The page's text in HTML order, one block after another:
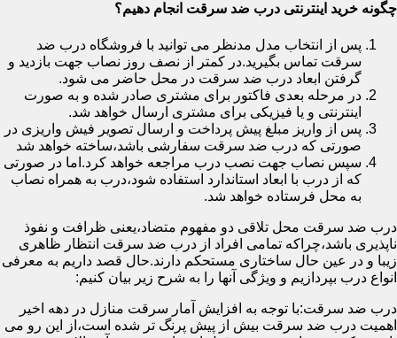
چگونه خرید اینترنتی درب ضد سرقت انجام دهیم؟
پس از انتخاب مدل مدنظر می توانید با فروشگاه درب ضد
سرقت تماس بگیرید.در کمتر از نصف روز نصاب جهت بازدید و
گرفتن ابعاد درب ضد سرقت در محل حاضر می شود.
در مرحله بعدی فاکتور برای مشتری صادر شده و به صورت
اینترنتی و یا فیزیکی برای مشتری ارسال خواهد شد.
پس از واریز مبلغ پیش پرداخت و ارسال تصویر فیش واریزی در
صورتی که درب ضد سرقت سفارشی باشد،ساخته خواهد شد
سپس نصاب جهت نصب درب مراجعه خواهد کرد.اما در صورتی
که از درب با ابعاد استاندارد استفاده شود،درب به همراه نصاب
به محل فرستاده خواهد شد.
درب ضد سرقت محل تلاقی دو مفهوم متضاد،یعنی ظرافت و نفوذ
ناپذیری باشد،چراکه تمامی افراد از درب ضد سرقت انتظار ظاهری
زیبا و در عین حال ساختاری مستحکم دارند.حال قصد داریم به معرفی
انواع درب بپردازیم و ویژگی آنها را به شرح زیر بیان کنیم:
درب ضد سرقت:با توجه به افزایش آمار سرقت منازل در دهه اخیر
اهمیت درب ضد سرقت بیش از پیش پرنگ تر شده است،از این رو می